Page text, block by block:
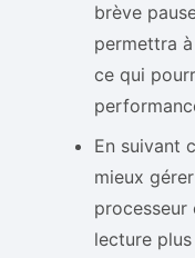
brève
permettra
ce qui
En suivant
mieux
lecture